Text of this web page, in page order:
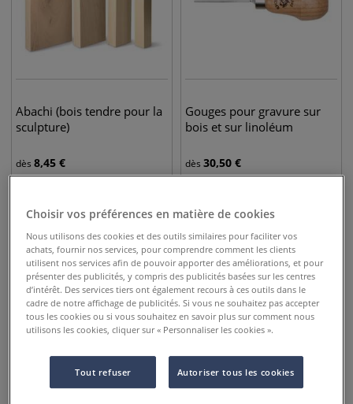
Abachi (bois tendre pour la
sculpture)
dès 8,45 €
Gouges pour gravure sur
bois et sur linoléum
dès 30,50 €
Papier de verre humide
Outil sculpture bois
Choisir vos préférences en matière de cookies
Nous utilisons des cookies et des outils similaires pour faciliter vos
achats, fournir nos services, pour comprendre comment les clients
utilisent nos services afin de pouvoir apporter des améliorations, et pour
présenter des publicités, y compris des publicités basées sur les centres
d’intérêt. Des services tiers ont également recours à ces outils dans le
cadre de notre affichage de publicités. Si vous ne souhaitez pas accepter
tous les cookies ou si vous souhaitez en savoir plus sur comment nous
utilisons les cookies, cliquer sur « Personnaliser les cookies ».
Tout refuser Autoriser tous les cookies